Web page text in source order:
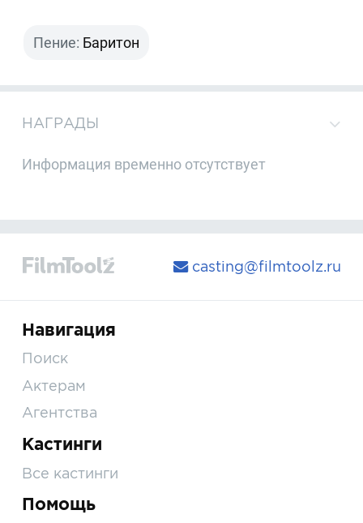
Пение: Баритон
НАГРАДЫ
Информация временно отсутствует
casting@filmtoolz.ru
Навигация
Поиск
Актерам
Агентства
Кастинги
Все кастинги
Помощь